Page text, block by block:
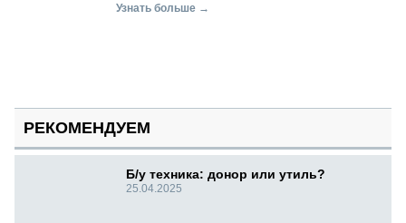
Узнать больше →
РЕКОМЕНДУЕМ
Б/у техника: донор или утиль?
25.04.2025